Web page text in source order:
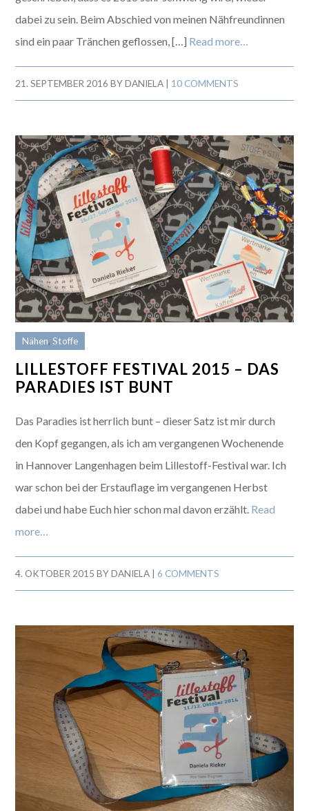
dabei zu sein. Beim Abschied von meinen Nähfreundinnen
sind ein paar Tränchen geflossen, […] Read more…
21. SEPTEMBER 2016 BYDANIELA 10 COMMENTS
Nähen,Stoffe
LILLESTOFF FESTIVAL 2015 – DAS
PARADIES IST BUNT
Das Paradies ist herrlich bunt – dieser Satz ist mir durch
den Kopf gegangen, als ich am vergangenen Wochenende
in Hannover Langenhagen beim Lillestoff-Festival war. Ich
war schon bei der Erstauflage im vergangenen Herbst
dabei und habe Euch hier schon mal davon erzählt. Read
more…
4. OKTOBER 2015 BYDANIELA 6 COMMENTS